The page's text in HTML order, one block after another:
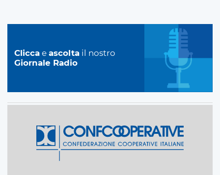
Clicca e ascolta il nostro
Giornale Radio